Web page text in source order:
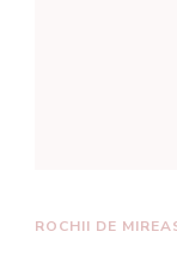
ROCHII DE